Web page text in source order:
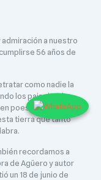
a nuestro
56 años de
como nadie la
los paisajes, las
poesía eterna. Su
tierra que tanto
recordamos a
de Agüero y autor
un 18 de junio de